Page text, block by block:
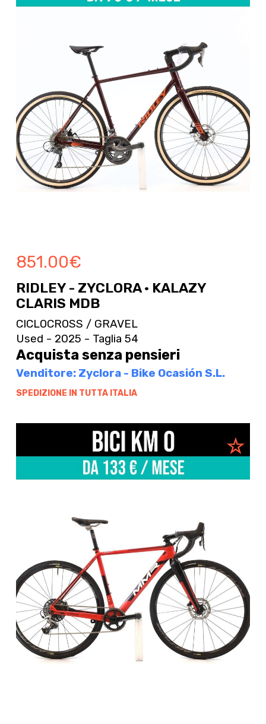
851.00€
RIDLEY - ZYCLORA · KALAZY
CLARIS MDB
CICLOCROSS / GRAVEL
Used - 2025 - Taglia 54
Acquista senza pensieri
Venditore: Zyclora - Bike Ocasión S.L.
SPEDIZIONE IN TUTTA ITALIA